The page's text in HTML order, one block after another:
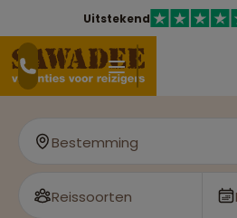
Uitstekend
Bestemming
Reissoorten